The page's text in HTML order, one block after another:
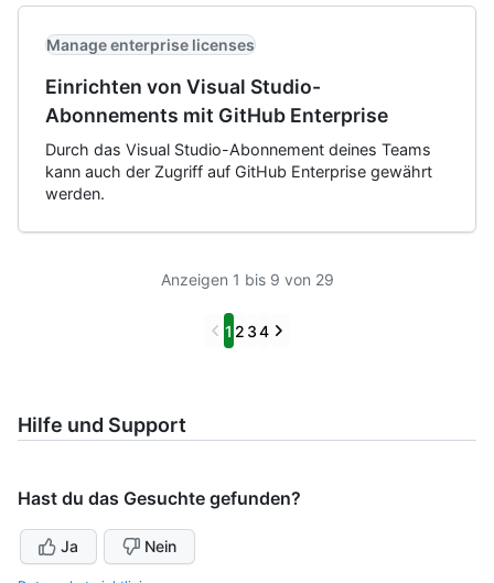
Manage enterprise licenses
Einrichten von Visual Studio-
Abonnements mit GitHub Enterprise
Durch das Visual Studio-Abonnement deines Teams
kann auch der Zugriff auf GitHub Enterprise gewährt
werden.
Anzeigen 1 bis 9 von 29
Previous
1 2 34 Next
Hilfe und Support
Hast du das Gesuchte gefunden?
Ja Nein